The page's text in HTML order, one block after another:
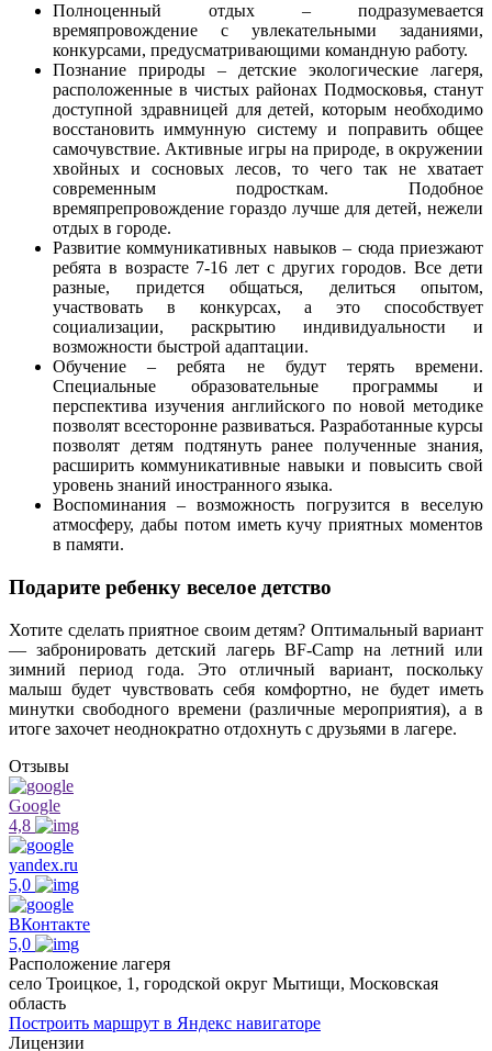
Полноценный отдых – подразумевается
времяпровождение с увлекательными заданиями,
конкурсами, предусматривающими командную работу.
Познание природы – детские экологические лагеря,
расположенные в чистых районах Подмосковья, станут
доступной здравницей для детей, которым необходимо
восстановить иммунную систему и поправить общее
самочувствие. Активные игры на природе, в окружении
хвойных и сосновых лесов, то чего так не хватает
современным подросткам. Подобное
времяпрепровождение гораздо лучше для детей, нежели
отдых в городе.
Развитие коммуникативных навыков – сюда приезжают
ребята в возрасте 7-16 лет с других городов. Все дети
разные, придется общаться, делиться опытом,
участвовать в конкурсах, а это способствует
социализации, раскрытию индивидуальности и
возможности быстрой адаптации.
Обучение – ребята не будут терять времени.
Специальные образовательные программы и
перспектива изучения английского по новой методике
позволят всесторонне развиваться. Разработанные курсы
позволят детям подтянуть ранее полученные знания,
расширить коммуникативные навыки и повысить свой
уровень знаний иностранного языка.
Воспоминания – возможность погрузится в веселую
атмосферу, дабы потом иметь кучу приятных моментов
в памяти.
Подарите ребенку веселое детство
Хотите сделать приятное своим детям? Оптимальный вариант
— забронировать детский лагерь BF-Camp на летний или
зимний период года. Это отличный вариант, поскольку
малыш будет чувствовать себя комфортно, не будет иметь
минутки свободного времени (различные мероприятия), а в
итоге захочет неоднократно отдохнуть с друзьями в лагере.
Отзывы
Google
4,8
yandex.ru
5,0
ВКонтакте
5,0
Расположение лагеря
село Троицкое, 1, городской округ Мытищи, Московская
область
Построить маршрут в Яндекс навигаторе
Лицензии